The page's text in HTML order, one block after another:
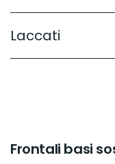
Laccati
Frontali basi